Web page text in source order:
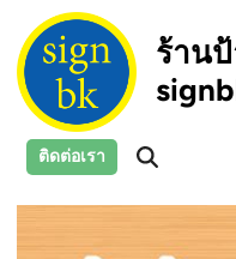
content
ร้าน
ติดต่อเรา
Open